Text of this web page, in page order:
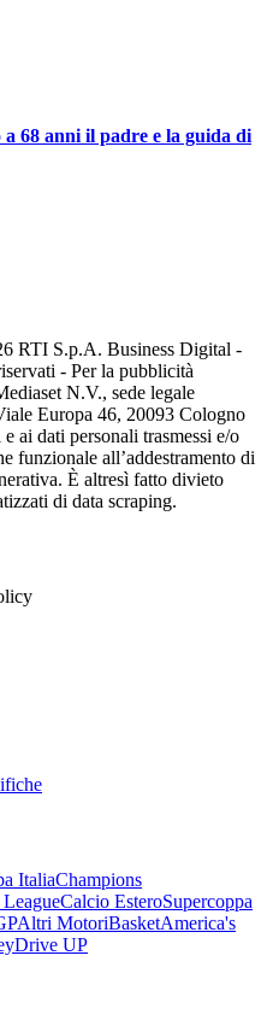
68 anni il padre e la guida di
RTI S.p.A. Business Digital -
- Per la pubblicità
N.V., sede legale
Europa 46, 20093 Cologno
ai dati personali trasmessi e/o
funzionale all’addestramento di
È altresì fatto divieto
di data scraping.
ItaliaChampions
Calcio EsteroSupercoppa
Altri MotoriBasketAmerica's
Drive UP